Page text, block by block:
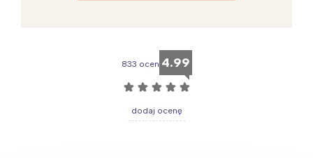
833 ocen 4.99
☆ ☆ ☆ ☆ ☆
dodaj ocenę